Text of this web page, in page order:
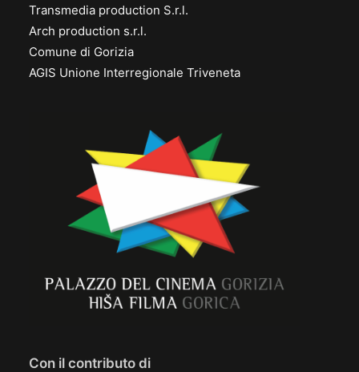
Transmedia production S.r.l.
Arch production s.r.l.
Comune di Gorizia
AGIS Unione Interregionale Triveneta
Con il contributo di